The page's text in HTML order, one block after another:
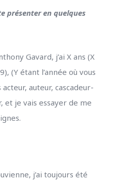
présenter en quelques
Gavard, j’ai X ans (X
(Y étant l’année où vous
auteur, cascadeur-
et je vais essayer de me
j’ai toujours été